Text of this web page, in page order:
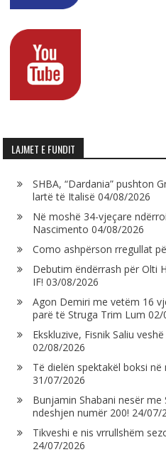
LAJMET E FUNDIT
SHBA, “Dardania” pushton
lartë të Italisë 04/08/2026
Në moshë 34-vjeçare
Nascimento 04/08/2026
Como ashpërson rregullat
Debutim ëndërrash për Olti
IF! 03/08/2026
Agon Demiri me vetëm 16
parë të Struga Trim Lum 02/
Ekskluzive, Fisnik Saliu
02/08/2026
Të dielën spektakël boksi në
31/07/2026
Bunjamin Shabani nesër
ndeshjen numër 200! 24/07/
Tikveshi e nis vrrullshëm
24/07/2026